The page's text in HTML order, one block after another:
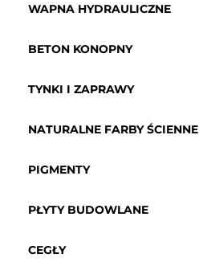
WAPNA HYDRAULICZNE
BETON KONOPNY
TYNKI I ZAPRAWY
NATURALNE FARBY ŚCIENNE
PIGMENTY
PŁYTY BUDOWLANE
CEGŁY